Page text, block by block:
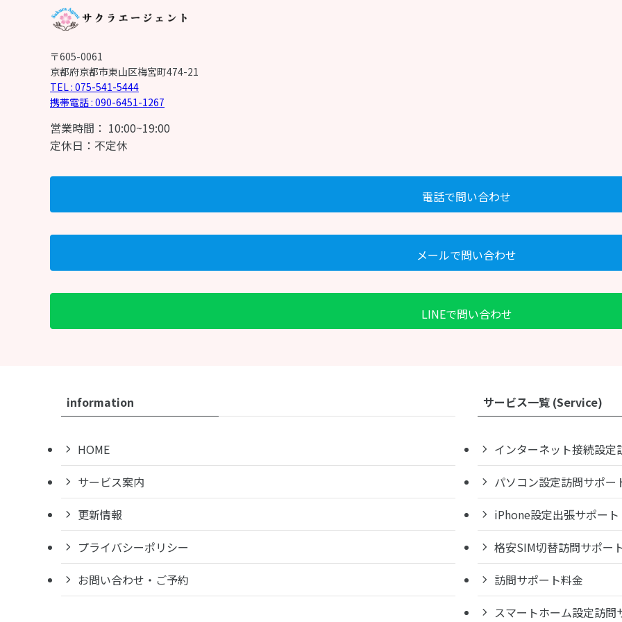
〒605-0061
京都府京都市東山区梅宮町474-21
TEL : 075-541-5444
携帯電話 : 090-6451-1267
営業時間： 10:00~19:00
定休日：不定休
電話で問い合わせ
メールで問い合わせ
LINEで問い合わせ
information
HOME
サービス案内
更新情報
プライバシーポリシー
お問い合わせ・ご予約
サービス一覧 (Service)
インターネット接続設定
パソコン設定訪問サポー
iPhone設定出張サポート
格安SIM切替訪問サポー
訪問サポート料金
スマートホーム設定訪問